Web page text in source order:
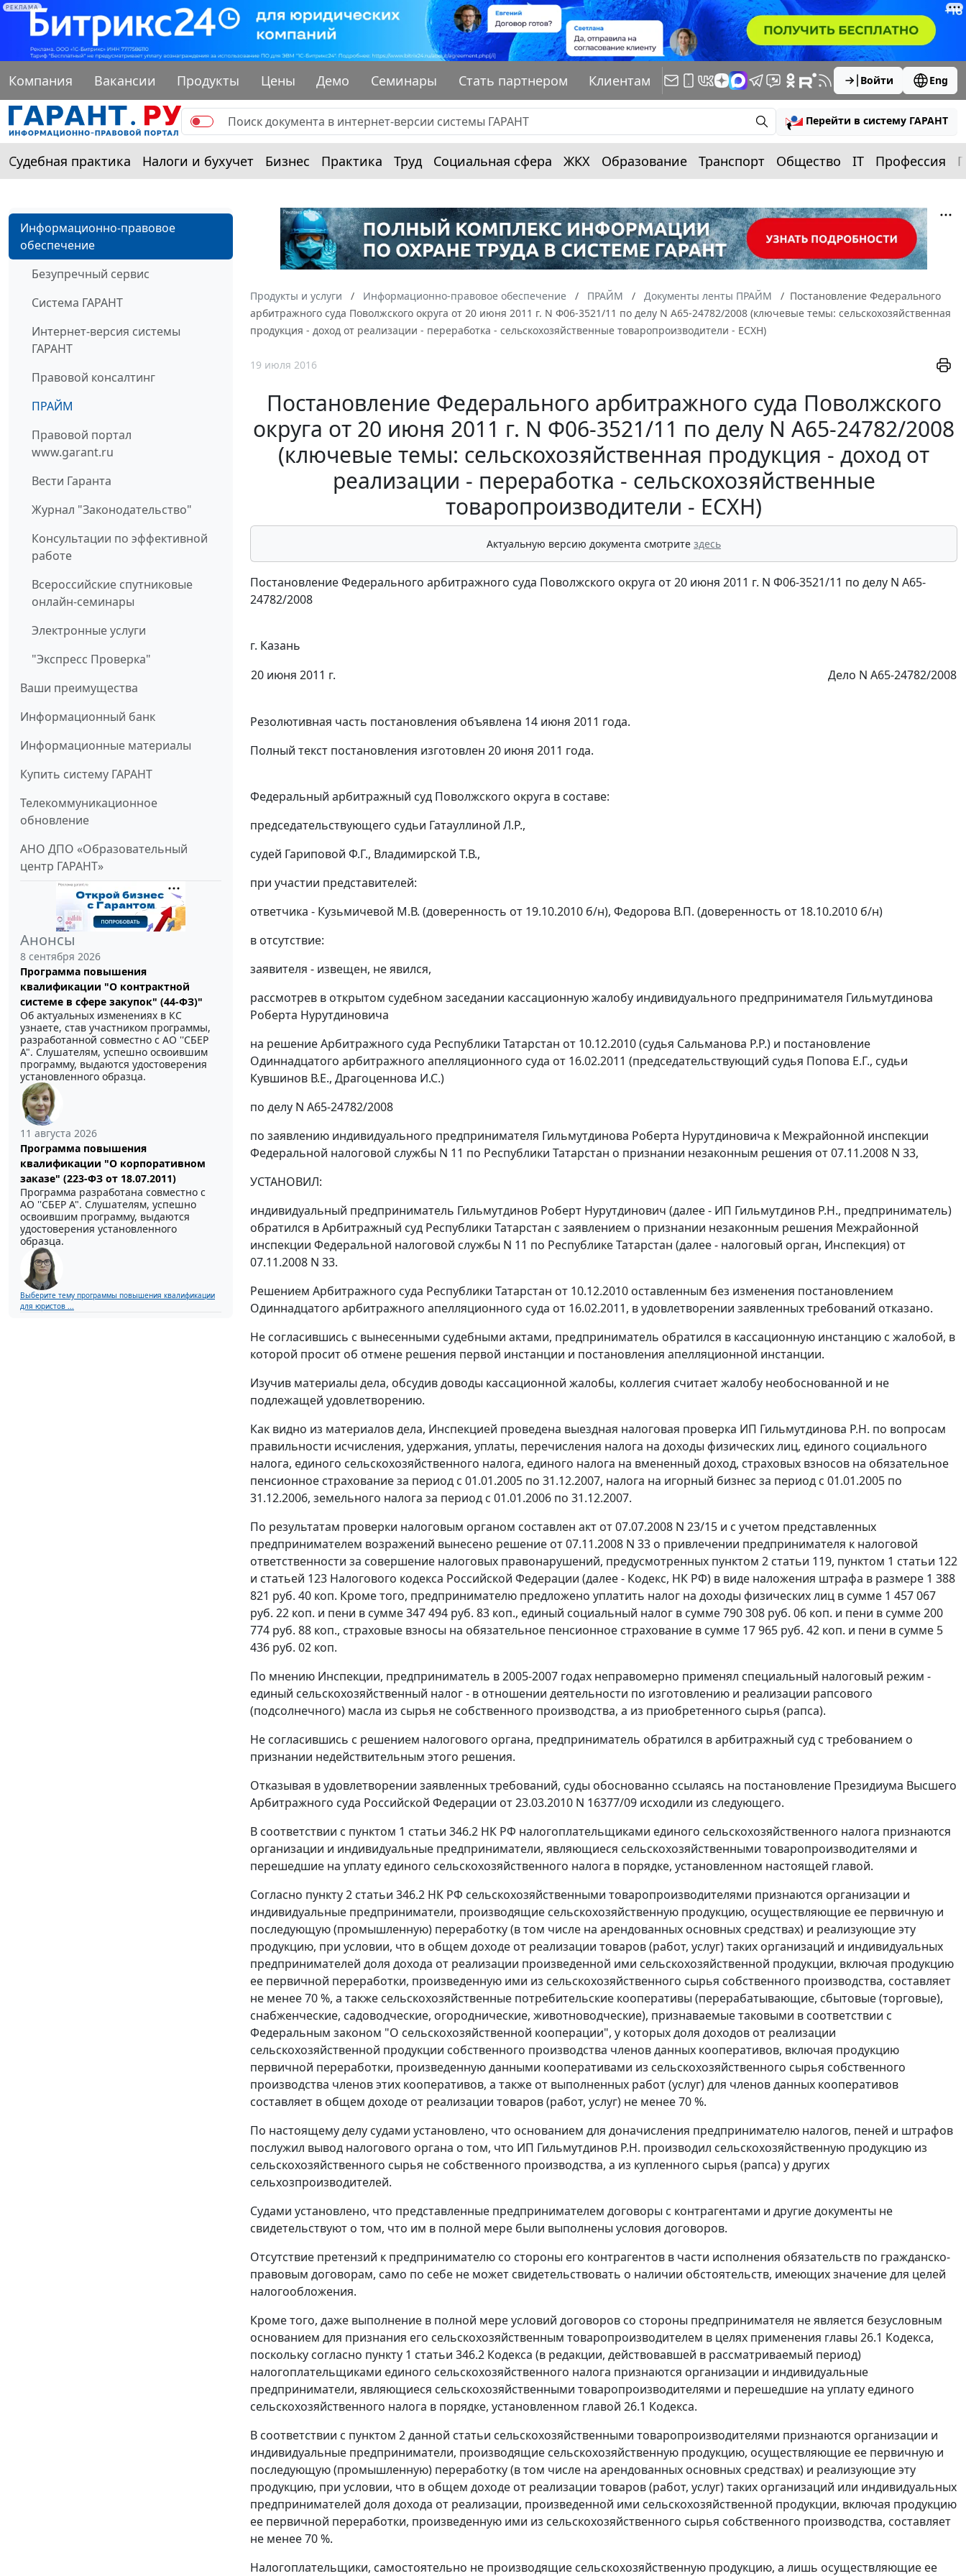
РЕКЛАМА
Компания Вакансии Продукты Цены Демо Семинары Стать партнером Клиентам Войти Eng
Перейти в систему ГАРАНТ
Судебная практика Налоги и бухучет Бизнес Практика Труд Социальная сфера ЖКХ Образование Транспорт Общество IT Профессия
Информационно-правовое
обеспечение
Безупречный сервис
Система ГАРАНТ
Интернет-версия системы
ГАРАНТ
Правовой консалтинг
ПРАЙМ
Правовой портал
www.garant.ru
Вести Гаранта
Журнал "Законодательство"
Консультации по эффективной
работе
Всероссийские спутниковые
онлайн-семинары
Электронные услуги
"Экспресс Проверка"
Ваши преимущества
Информационный банк
Информационные материалы
Купить систему ГАРАНТ
Телекоммуникационное
обновление
АНО ДПО «Образовательный
центр ГАРАНТ»
Анонсы
8 сентября 2026
Программа повышения
квалификации "О контрактной
системе в сфере закупок" (44-ФЗ)"
Об актуальных изменениях в КС
узнаете, став участником программы,
разработанной совместно с АО ''СБЕР
А". Слушателям, успешно освоившим
программу, выдаются удостоверения
установленного образца.
11 августа 2026
Программа повышения
квалификации "О корпоративном
заказе" (223-ФЗ от 18.07.2011)
Программа разработана совместно с
АО ''СБЕР А". Слушателям, успешно
освоившим программу, выдаются
удостоверения установленного
образца.
Выберите тему программы повышения квалификации
для юристов ...
Продукты и услуги Информационно-правовое обеспечение ПРАЙМ Документы ленты ПРАЙМ
Постановление Федерального
арбитражного суда Поволжского округа от 20 июня 2011 г. N Ф06-3521/11 по делу N А65-24782/2008 (ключевые темы: сельскохозяйственная
продукция - доход от реализации - переработка - сельскохозяйственные товаропроизводители - ЕСХН)
19 июля 2016
Постановление Федерального арбитражного суда Поволжского
округа от 20 июня 2011 г. N Ф06-3521/11 по делу N А65-24782/2008
(ключевые темы: сельскохозяйственная продукция - доход от
реализации - переработка - сельскохозяйственные
товаропроизводители - ЕСХН)
Актуальную версию документа смотрите здесь
Постановление Федерального арбитражного суда Поволжского округа от 20 июня 2011 г. N Ф06-3521/11 по делу N А65-
24782/2008
г. Казань
20 июня 2011 г.
Дело N А65-24782/2008
Резолютивная часть постановления объявлена 14 июня 2011 года.
Полный текст постановления изготовлен 20 июня 2011 года.
Федеральный арбитражный суд Поволжского округа в составе:
председательствующего судьи Гатауллиной Л.Р.,
судей Гариповой Ф.Г., Владимирской Т.В.,
при участии представителей:
ответчика - Кузьмичевой М.В. (доверенность от 19.10.2010 б/н), Федорова В.П. (доверенность от 18.10.2010 б/н)
в отсутствие:
заявителя - извещен, не явился,
рассмотрев в открытом судебном заседании кассационную жалобу индивидуального предпринимателя Гильмутдинова
Роберта Нурутдиновича
на решение Арбитражного суда Республики Татарстан от 10.12.2010 (судья Сальманова Р.Р.) и постановление
Одиннадцатого арбитражного апелляционного суда от 16.02.2011 (председательствующий судья Попова Е.Г., судьи
Кувшинов В.Е., Драгоценнова И.С.)
по делу N А65-24782/2008
по заявлению индивидуального предпринимателя Гильмутдинова Роберта Нурутдиновича к Межрайонной инспекции
Федеральной налоговой службы N 11 по Республики Татарстан о признании незаконным решения от 07.11.2008 N 33,
УСТАНОВИЛ:
индивидуальный предприниматель Гильмутдинов Роберт Нурутдинович (далее - ИП Гильмутдинов Р.Н., предприниматель)
обратился в Арбитражный суд Республики Татарстан с заявлением о признании незаконным решения Межрайонной
инспекции Федеральной налоговой службы N 11 по Республике Татарстан (далее - налоговый орган, Инспекция) от
07.11.2008 N 33.
Решением Арбитражного суда Республики Татарстан от 10.12.2010 оставленным без изменения постановлением
Одиннадцатого арбитражного апелляционного суда от 16.02.2011, в удовлетворении заявленных требований отказано.
Не согласившись с вынесенными судебными актами, предприниматель обратился в кассационную инстанцию с жалобой, в
которой просит об отмене решения первой инстанции и постановления апелляционной инстанции.
Изучив материалы дела, обсудив доводы кассационной жалобы, коллегия считает жалобу необоснованной и не
подлежащей удовлетворению.
Как видно из материалов дела, Инспекцией проведена выездная налоговая проверка ИП Гильмутдинова Р.Н. по вопросам
правильности исчисления, удержания, уплаты, перечисления налога на доходы физических лиц, единого социального
налога, единого сельскохозяйственного налога, единого налога на вмененный доход, страховых взносов на обязательное
пенсионное страхование за период с 01.01.2005 по 31.12.2007, налога на игорный бизнес за период с 01.01.2005 по
31.12.2006, земельного налога за период с 01.01.2006 по 31.12.2007.
По результатам проверки налоговым органом составлен акт от 07.07.2008 N 23/15 и с учетом представленных
предпринимателем возражений вынесено решение от 07.11.2008 N 33 о привлечении предпринимателя к налоговой
ответственности за совершение налоговых правонарушений, предусмотренных пунктом 2 статьи 119, пунктом 1 статьи 122
и статьей 123 Налогового кодекса Российской Федерации (далее - Кодекс, НК РФ) в виде наложения штрафа в размере 1 388
821 руб. 40 коп. Кроме того, предпринимателю предложено уплатить налог на доходы физических лиц в сумме 1 457 067
руб. 22 коп. и пени в сумме 347 494 руб. 83 коп., единый социальный налог в сумме 790 308 руб. 06 коп. и пени в сумме 200
774 руб. 88 коп., страховые взносы на обязательное пенсионное страхование в сумме 17 965 руб. 42 коп. и пени в сумме 5
436 руб. 02 коп.
По мнению Инспекции, предприниматель в 2005-2007 годах неправомерно применял специальный налоговый режим -
единый сельскохозяйственный налог - в отношении деятельности по изготовлению и реализации рапсового
(подсолнечного) масла из сырья не собственного производства, а из приобретенного сырья (рапса).
Не согласившись с решением налогового органа, предприниматель обратился в арбитражный суд с требованием о
признании недействительным этого решения.
Отказывая в удовлетворении заявленных требований, суды обоснованно ссылаясь на постановление Президиума Высшего
Арбитражного суда Российской Федерации от 23.03.2010 N 16377/09 исходили из следующего.
В соответствии с пунктом 1 статьи 346.2 НК РФ налогоплательщиками единого сельскохозяйственного налога признаются
организации и индивидуальные предприниматели, являющиеся сельскохозяйственными товаропроизводителями и
перешедшие на уплату единого сельскохозяйственного налога в порядке, установленном настоящей главой.
Согласно пункту 2 статьи 346.2 НК РФ сельскохозяйственными товаропроизводителями признаются организации и
индивидуальные предприниматели, производящие сельскохозяйственную продукцию, осуществляющие ее первичную и
последующую (промышленную) переработку (в том числе на арендованных основных средствах) и реализующие эту
продукцию, при условии, что в общем доходе от реализации товаров (работ, услуг) таких организаций и индивидуальных
предпринимателей доля дохода от реализации произведенной ими сельскохозяйственной продукции, включая продукцию
ее первичной переработки, произведенную ими из сельскохозяйственного сырья собственного производства, составляет
не менее 70 %, а также сельскохозяйственные потребительские кооперативы (перерабатывающие, сбытовые (торговые),
снабженческие, садоводческие, огороднические, животноводческие), признаваемые таковыми в соответствии с
Федеральным законом "О сельскохозяйственной кооперации", у которых доля доходов от реализации
сельскохозяйственной продукции собственного производства членов данных кооперативов, включая продукцию
первичной переработки, произведенную данными кооперативами из сельскохозяйственного сырья собственного
производства членов этих кооперативов, а также от выполненных работ (услуг) для членов данных кооперативов
составляет в общем доходе от реализации товаров (работ, услуг) не менее 70 %.
По настоящему делу судами установлено, что основанием для доначисления предпринимателю налогов, пеней и штрафов
послужил вывод налогового органа о том, что ИП Гильмутдинов Р.Н. производил сельскохозяйственную продукцию из
сельскохозяйственного сырья не собственного производства, а из купленного сырья (рапса) у других
сельхозпроизводителей.
Судами установлено, что представленные предпринимателем договоры с контрагентами и другие документы не
свидетельствуют о том, что им в полной мере были выполнены условия договоров.
Отсутствие претензий к предпринимателю со стороны его контрагентов в части исполнения обязательств по гражданско-
правовым договорам, само по себе не может свидетельствовать о наличии обстоятельств, имеющих значение для целей
налогообложения.
Кроме того, даже выполнение в полной мере условий договоров со стороны предпринимателя не является безусловным
основанием для признания его сельскохозяйственным товаропроизводителем в целях применения главы 26.1 Кодекса,
поскольку согласно пункту 1 статьи 346.2 Кодекса (в редакции, действовавшей в рассматриваемый период)
налогоплательщиками единого сельскохозяйственного налога признаются организации и индивидуальные
предприниматели, являющиеся сельскохозяйственными товаропроизводителями и перешедшие на уплату единого
сельскохозяйственного налога в порядке, установленном главой 26.1 Кодекса.
В соответствии с пунктом 2данной статьи сельскохозяйственными товаропроизводителями признаются организации и
индивидуальные предприниматели, производящие сельскохозяйственную продукцию, осуществляющие ее первичную и
последующую (промышленную) переработку (в том числе на арендованных основных средствах) и реализующие эту
продукцию, при условии, что в общем доходе от реализации товаров (работ, услуг) таких организаций или индивидуальных
предпринимателей доля дохода от реализации, произведенной ими сельскохозяйственной продукции, включая продукцию
ее первичной переработки, произведенную ими из сельскохозяйственного сырья собственного производства, составляет
не менее 70 %.
Налогоплательщики, самостоятельно не производящие сельскохозяйственную продукцию, а лишь осуществляющие ее